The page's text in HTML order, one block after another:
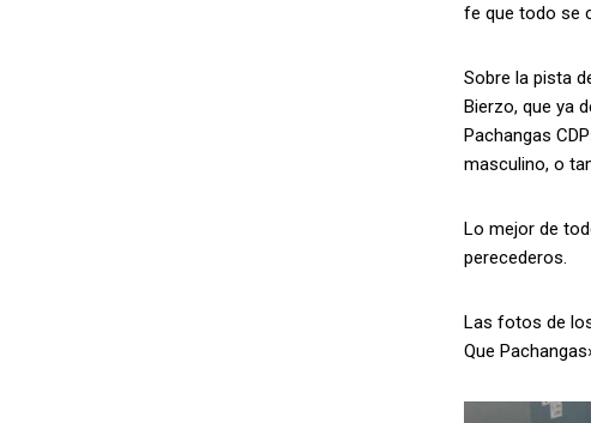
fe que todo se
Sobre la pista
Bierzo, que ya
Pachangas
masculino, o
Lo mejor de
perecederos.
Las fotos de
Que